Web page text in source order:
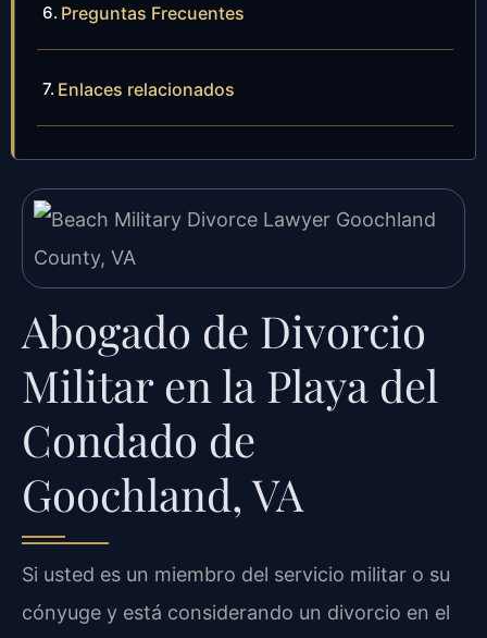
Preguntas Frecuentes
Enlaces relacionados
Abogado de Divorcio
Militar en la Playa del
Condado de
Goochland, VA
Si usted es un miembro del servicio militar o su
cónyuge y está considerando un divorcio en el